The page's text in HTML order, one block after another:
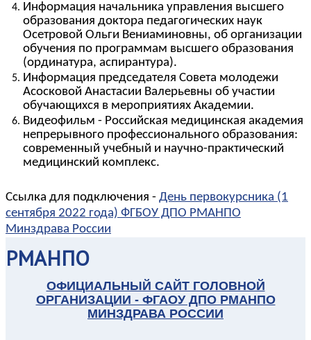
Информация начальника управления высшего
образования доктора педагогических наук
Осетровой Ольги Вениаминовны, об организации
обучения по программам высшего образования
(ординатура, аспирантура).
Информация председателя Совета молодежи
Асосковой Анастасии Валерьевны об участии
обучающихся в мероприятиях Академии.
Видеофильм - Российская медицинская академия
непрерывного профессионального образования:
современный учебный и научно-практический
медицинский комплекс.
Ссылка для подключения - День первокурсника (1
сентября 2022 года) ФГБОУ ДПО РМАНПО
Минздрава России
РМАНПО
ОФИЦИАЛЬНЫЙ САЙТ ГОЛОВНОЙ
ОРГАНИЗАЦИИ - ФГАОУ ДПО РМАНПО
МИНЗДРАВА РОССИИ